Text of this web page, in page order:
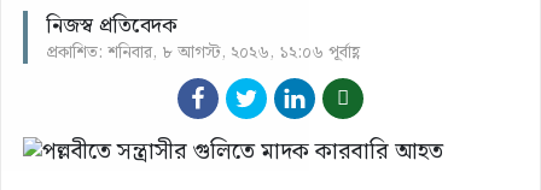
নিজস্ব প্রতিবেদক
প্রকাশিত: শনিবার, ৮ আগস্ট, ২০২৬, ১২:০৬ পূর্বাহ্ণ